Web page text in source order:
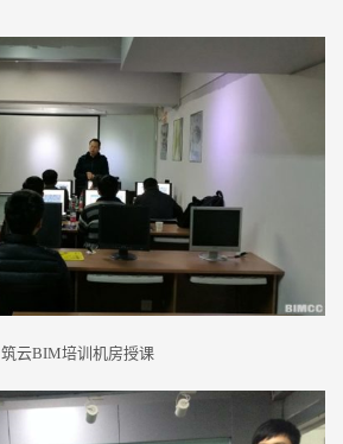
筑云BIM培训机房授课